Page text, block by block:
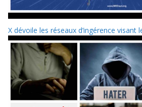
X dévoile les réseaux d’ingérence visant